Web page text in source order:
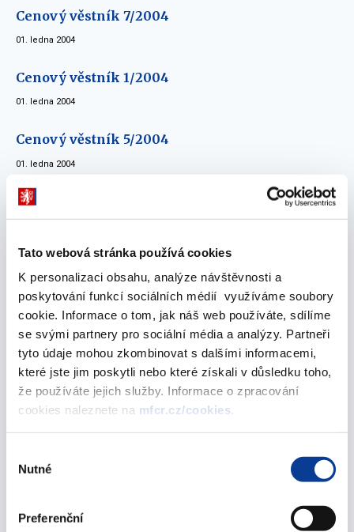
Tato webová stránka používá cookies
K personalizaci obsahu, analýze návštěvnosti a
poskytování funkcí sociálních médií využíváme soubory
cookie. Informace o tom, jak náš web používáte, sdílíme
se svými partnery pro sociální média a analýzy. Partneři
tyto údaje mohou zkombinovat s dalšími informacemi,
které jste jim poskytli nebo které získali v důsledku toho,
že používáte jejich služby. Informace o zpracování
cookies naleznete na mfcr.cz/cookies.
souhlasu
Nutné
Preferenční
Cenový věstník 7/2004
01. ledna 2004
Cenový věstník 1/2004
01. ledna 2004
Cenový věstník 5/2004
01. ledna 2004
Cenový věstník 11/2004
Cenový věstník 8/2004
Cenový věstník 2/2004
01. ledna 2004
Cenový věstník 14/2004
01. ledna 2004
01. ledna 2004
Cenový věstník - řada zdravotnictví 1/2004